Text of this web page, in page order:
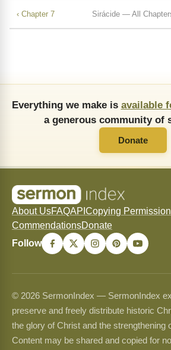
‹ Chapter 7 Sirácide — All
Everything we make is available
a generous community of
Donate
About UsFAQAPI Copying
CommendationsDonate
Follow
© 2026 SermonIndex — SermonIndex
preserve and freely distribute historic
the glory of Christ and the strengthening
Content may be shared and copied for